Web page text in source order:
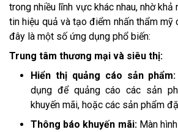
trong nhiều lĩnh vực khác nhau, nhờ
tin hiệu quả và tạo điểm nhấn thẩm mỹ
đây là một số ứng dụng phổ biến:
Trung tâm thương mại và siêu thị:
Hiển thị quảng cáo sản phẩm:
dụng để quảng cáo các sản
khuyến mãi, hoặc các sản phẩm
Thông báo khuyến mãi: Màn